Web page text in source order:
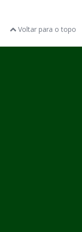
Voltar para o topo